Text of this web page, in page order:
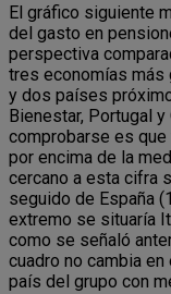
El gráfico siguiente
del gasto en
perspectiva
tres economías más
y dos países
Bienestar, Portugal
comprobarse es
por encima de la
cercano a esta cifra
seguido de España
extremo se situaría
como se señaló
cuadro no cambia
país del grupo con